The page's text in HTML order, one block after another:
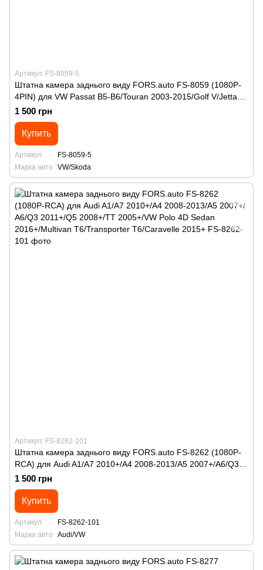
Артикул: FS-8059-5
Штатна камера заднього виду FORS.auto FS-8059 (1080P-
4PIN) для VW Passat B5-B6/Touran 2003-2015/Golf V/Jetta
2005-2011/Multivan/Transporter/Caravelle 2003+/Caddy
2004+/Eos 2005+/Skoda Superb 2002-2008
1 500 грн
Купить
Артикул
FS-8059-5
Марка авто
VW/Skoda
Артикул: FS-8262-101
Штатна камера заднього виду FORS.auto FS-8262 (1080P-
RCA) для Audi A1/А7 2010+/A4 2008-2013/A5 2007+/А6/Q3
2011+/Q5 2008+/ТТ 2005+/VW Polo 4D Sedan 2016+/Multivan
T6/Transporter T6/Caravelle 2015+
1 500 грн
Купить
Артикул
FS-8262-101
Марка авто
Audi/VW